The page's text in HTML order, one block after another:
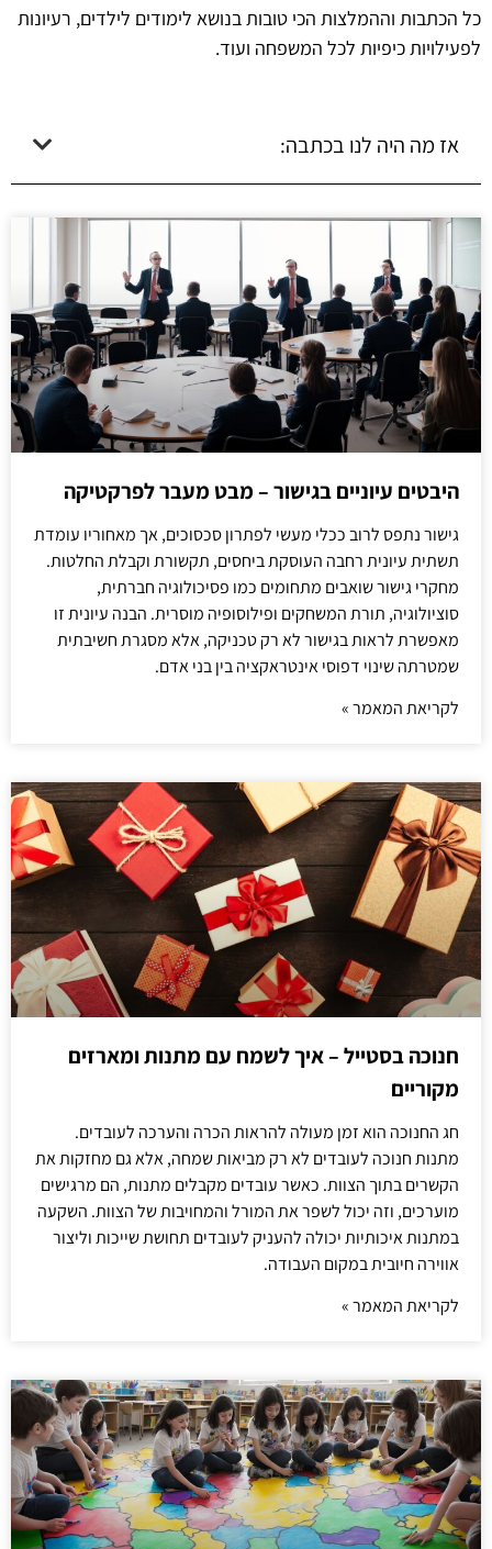
כל הכתבות וההמלצות הכי טובות בנושא לימודים לילדים, רעיונות
לפעילויות כיפיות לכל המשפחה ועוד.
אז מה היה לנו בכתבה:
היבטים עיוניים בגישור – מבט מעבר לפרקטיקה
גישור נתפס לרוב ככלי מעשי לפתרון סכסוכים, אך מאחוריו עומדת
תשתית עיונית רחבה העוסקת ביחסים, תקשורת וקבלת החלטות.
מחקרי גישור שואבים מתחומים כמו פסיכולוגיה חברתית,
סוציולוגיה, תורת המשחקים ופילוסופיה מוסרית. הבנה עיונית זו
מאפשרת לראות בגישור לא רק טכניקה, אלא מסגרת חשיבתית
שמטרתה שינוי דפוסי אינטראקציה בין בני אדם.
לקריאת המאמר »
חנוכה בסטייל – איך לשמח עם מתנות ומארזים
מקוריים
חג החנוכה הוא זמן מעולה להראות הכרה והערכה לעובדים.
מתנות חנוכה לעובדים לא רק מביאות שמחה, אלא גם מחזקות את
הקשרים בתוך הצוות. כאשר עובדים מקבלים מתנות, הם מרגישים
מוערכים, וזה יכול לשפר את המורל והמחויבות של הצוות. השקעה
במתנות איכותיות יכולה להעניק לעובדים תחושת שייכות וליצור
אווירה חיובית במקום העבודה.
לקריאת המאמר »